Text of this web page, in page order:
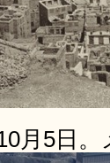
月5日